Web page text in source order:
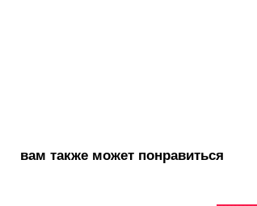
вам также может понравиться